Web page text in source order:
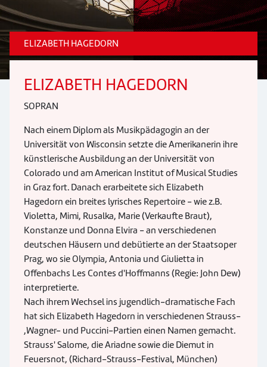
ELIZABETH HAGEDORN
ELIZABETH HAGEDORN
SOPRAN
Nach einem Diplom als Musikpädagogin an der
Universität von Wisconsin setzte die Amerikanerin ihre
künstlerische Ausbildung an der Universität von
Colorado und am American Institut of Musical Studies
in Graz fort. Danach erarbeitete sich Elizabeth
Hagedorn ein breites lyrisches Repertoire - wie z.B.
Violetta, Mimi, Rusalka, Marie (Verkaufte Braut),
Konstanze und Donna Elvira - an verschiedenen
deutschen Häusern und debütierte an der Staatsoper
Prag, wo sie Olympia, Antonia und Giulietta in
Offenbachs Les Contes d'Hoffmanns (Regie: John Dew)
interpretierte.
Nach ihrem Wechsel ins jugendlich-dramatische Fach
hat sich Elizabeth Hagedorn in verschiedenen Strauss-
,Wagner- und Puccini-Partien einen Namen gemacht.
Strauss' Salome, die Ariadne sowie die Diemut in
Feuersnot, (Richard-Strauss-Festival, München)